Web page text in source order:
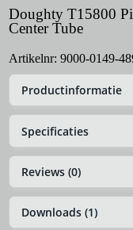
Doughty T15800
Center Tube
Artikelnr: 9000-0149-
Productinformatie
Specificaties
Reviews (0)
Downloads (1)